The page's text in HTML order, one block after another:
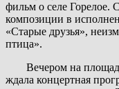
фильм о селе Горелое.
композиции в
«Старые друзья»,
птица».
Вечером на
ждала концертная